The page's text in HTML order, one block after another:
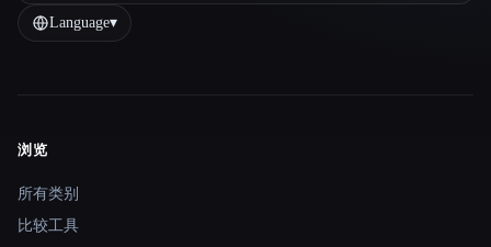
Language▾
Site navigation
浏览
所有类别
比较工具